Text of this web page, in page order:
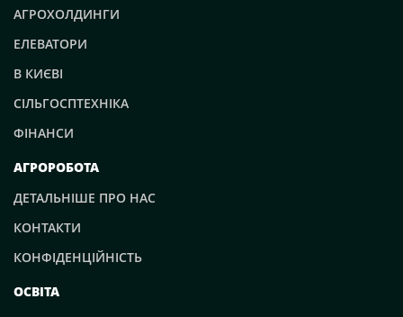
АГРОХОЛДИНГИ
ЕЛЕВАТОРИ
В КИЄВІ
СІЛЬГОСПТЕХНІКА
ФІНАНСИ
АГРОРОБОТА
ДЕТАЛЬНІШЕ ПРО НАС
КОНТАКТИ
КОНФІДЕНЦІЙНІСТЬ
ОСВІТА